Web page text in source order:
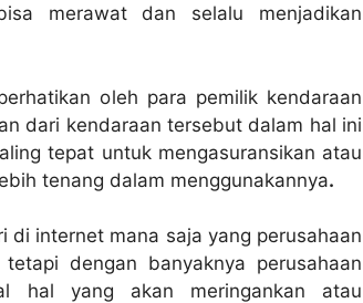
merawat dan selalu menjadikan
oleh para pemilik kendaraan
dari kendaraan tersebut dalam hal ini
tepat untuk mengasuransikan atau
tenang dalam menggunakannya.
di internet mana saja yang perusahaan
dengan banyaknya perusahaan
hal yang akan meringankan atau